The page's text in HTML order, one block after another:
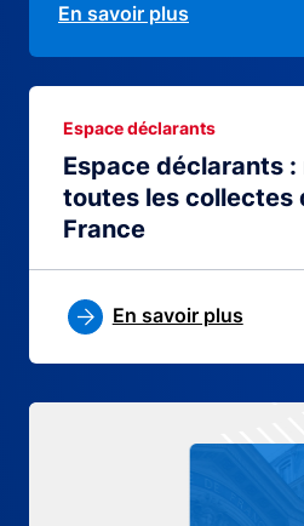
En savoir plus
Espace déclarants
toutes les collectes
France
Espace déclarants
En savoir plus